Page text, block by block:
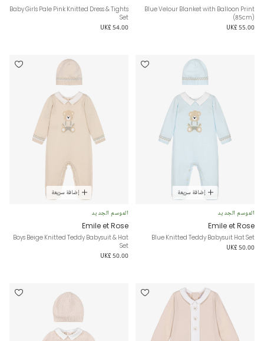
Blue Velour Blanket with Balloon Print
(85cm)
UK£ 55.00
Baby Girls Pale Pink Knitted Dress & Tights
Set
UK£ 54.00
إضافة سريعة
الموسم الجديد
Emile et Rose
Blue Knitted Teddy Babysuit Hat Set
UK£ 50.00
إضافة سريعة
الموسم الجديد
Emile et Rose
Boys Beige Knitted Teddy Babysuit & Hat
Set
UK£ 50.00